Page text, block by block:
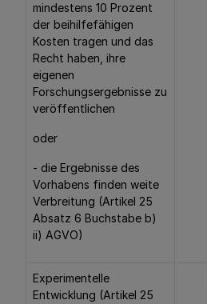
mindestens 10 Prozent
der beihilfefähigen
Kosten tragen und das
Recht haben, ihre
eigenen
Forschungsergebnisse zu
veröffentlichen
oder
- die Ergebnisse des
Vorhabens finden weite
Verbreitung (Artikel 25
Absatz 6 Buchstabe b)
ii) AGVO)
Experimentelle
Entwicklung (Artikel 25